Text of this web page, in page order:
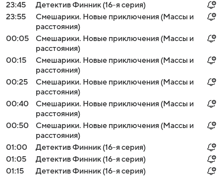
23:45
Детектив Финник (16-я серия)
23:55
Смешарики. Новые приключения (Массы и
расстояния)
00:05
Смешарики. Новые приключения (Массы и
расстояния)
00:15
Смешарики. Новые приключения (Массы и
расстояния)
00:25
Смешарики. Новые приключения (Массы и
расстояния)
00:40
Смешарики. Новые приключения (Массы и
расстояния)
00:50
Смешарики. Новые приключения (Массы и
расстояния)
01:00
Детектив Финник (16-я серия)
01:05
Детектив Финник (16-я серия)
01:15
Детектив Финник (16-я серия)